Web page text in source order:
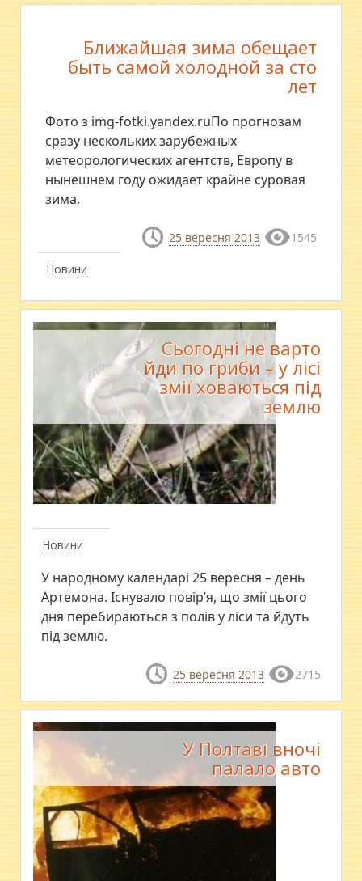
Новини
Ближайшая зима обещает
быть самой холодной за сто
лет
Фото з img-fotki.yandex.ruПо прогнозам
сразу нескольких зарубежных
метеорологических агентств, Европу в
нынешнем году ожидает крайне суровая
зима.
25 вересня 2013 1545
Новини
Сьогодні не варто
йди по гриби – у лісі
змії ховаються під
землю
У народному календарі 25 вересня – день
Артемона. Існувало повір’я, що змії цього
дня перебираються з полів у ліси та йдуть
під землю.
25 вересня 2013 2715
У Полтаві вночі
палало авто